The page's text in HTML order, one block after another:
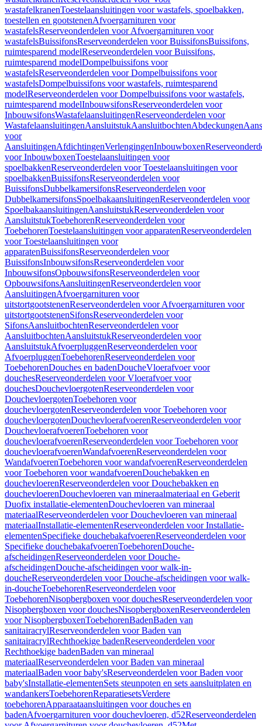
wastafelkranenToestelaansluitingen voor wastafels, spoelbakken,
toestellen en gootstenenAfvoergarnituren voor
wastafelsReserveonderdelen voor Afvoergarnituren voor
wastafelsBuissifonsReserveonderdelen voor BuissifonsBuissifons,
ruimtesparend modelReserveonderdelen voor Buissifons,
ruimtesparend modelDompelbuissifons voor
wastafelsReserveonderdelen voor Dompelbuissifons voor
wastafelsDompelbuissifons voor wastafels, ruimtesparend
modelReserveonderdelen voor Dompelbuissifons voor wastafels,
ruimtesparend modelInbouwsifonsReserveonderdelen voor
InbouwsifonsWastafelaansluitingenReserveonderdelen voor
WastafelaansluitingenAansluitstukAansluitbochtenAbdeckungen
voor
AansluitingenAfdichtingenVerlengingenInbouwboxen
voor InbouwboxenToestelaansluitingen voor
spoelbakkenReserveonderdelen voor Toestelaansluitingen voor
spoelbakkenBuissifonsReserveonderdelen voor
BuissifonsDubbelkamersifonsReserveonderdelen voor
DubbelkamersifonsSpoelbakaansluitingenReserveonderdelen voor
SpoelbakaansluitingenAansluitstukReserveonderdelen voor
AansluitstukToebehorenReserveonderdelen voor
ToebehorenToestelaansluitingen voor apparatenReserveonderdelen
voor Toestelaansluitingen voor
apparatenBuissifonsReserveonderdelen voor
BuissifonsInbouwsifonsReserveonderdelen voor
InbouwsifonsOpbouwsifonsReserveonderdelen voor
OpbouwsifonsAansluitingenReserveonderdelen voor
AansluitingenAfvoergarnituren voor
uitstortgootstenenReserveonderdelen voor Afvoergarnituren voor
uitstortgootstenenSifonsReserveonderdelen voor
SifonsAansluitbochtenReserveonderdelen voor
AansluitbochtenAansluitstukReserveonderdelen voor
AansluitstukAfvoerpluggenReserveonderdelen voor
AfvoerpluggenToebehorenReserveonderdelen voor
ToebehorenDouches en badenDoucheVloerafvoer voor
douchesReserveonderdelen voor Vloerafvoer voor
douchesDouchevloergotenReserveonderdelen voor
DouchevloergotenToebehoren voor
douchevloergotenReserveonderdelen voor Toebehoren voor
douchevloergotenDouchevloerafvoerenReserveonderdelen voor
DouchevloerafvoerenToebehoren voor
douchevloerafvoerenReserveonderdelen voor Toebehoren voor
douchevloerafvoerenWandafvoerenReserveonderdelen voor
WandafvoerenToebehoren voor wandafvoerenReserveonderdelen
voor Toebehoren voor wandafvoerenDouchebakken en
douchevloerenReserveonderdelen voor Douchebakken en
douchevloerenDouchevloeren van mineraalmateriaal en Geberit
Duofix installatie-elementenDouchevloeren van mineraal
materiaalReserveonderdelen voor Douchevloeren van mineraal
materiaalInstallatie-elementenReserveonderdelen voor Installatie-
elementenSpecifieke douchebakafvoerenReserveonderdelen voor
Specifieke douchebakafvoerenToebehorenDouche-
afscheidingenReserveonderdelen voor Douche-
afscheidingenDouche-afscheidingen voor walk-in-
doucheReserveonderdelen voor Douche-afscheidingen voor walk-
in-doucheToebehorenReserveonderdelen voor
ToebehorenNisopbergboxen voor douchesReserveonderdelen voor
Nisopbergboxen voor douchesNisopbergboxenReserveonderdelen
voor NisopbergboxenToebehorenBadenBaden van
sanitairacrylReserveonderdelen voor Baden van
sanitairacrylRechthoekige badenReserveonderdelen voor
Rechthoekige badenBaden van mineraal
materiaalReserveonderdelen voor Baden van mineraal
materiaalBaden voor baby'sReserveonderdelen voor Baden voor
baby'sInstallatie-elementenSets steunpoten en sets aansluitplaten en
wandankersToebehorenReparatiesetsVerdere
toebehorenApparaataansluitingen voor douches en
badenAfvoergarnituren voor douchevloeren, d52Reserveonderdelen